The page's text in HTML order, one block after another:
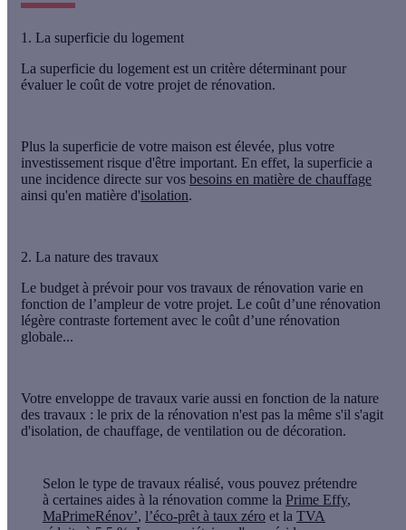
1. La superficie du logement
La superficie du logement est un critère déterminant pour
évaluer le coût de votre projet de rénovation.
Plus la superficie de votre maison est élevée, plus votre
investissement risque d'être important. En effet, la superficie a
une incidence directe sur vos besoins en matière de chauffage
ainsi qu'en matière d'isolation.
2. La nature des travaux
Le budget à prévoir pour vos travaux de rénovation varie en
fonction de l’ampleur de votre projet. Le coût d’une rénovation
légère contraste fortement avec le coût d’une rénovation
globale...
Votre enveloppe de travaux varie aussi en fonction de la nature
des travaux : le prix de la rénovation n'est pas la même s'il s'agit
d'isolation, de chauffage, de ventilation ou de décoration.
Selon le type de travaux réalisé, vous pouvez prétendre
à certaines aides à la rénovation comme la Prime Effy,
MaPrimeRénov’, l’éco-prêt à taux zéro et la TVA